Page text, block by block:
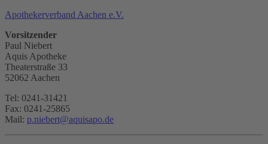
Apothekerverband Aachen e.V.
Vorsitzender
Paul Niebert
Aquis Apotheke
Theaterstraße 33
52062 Aachen
Tel: 0241-31421
Fax: 0241-25865
Mail: p.niebert@aquisapo.de